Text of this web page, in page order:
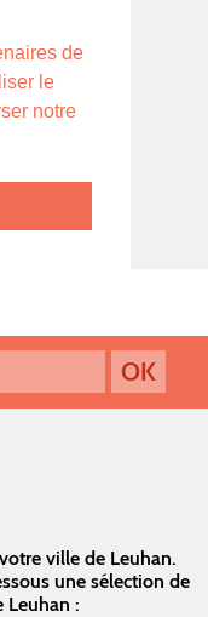
de
le
notre
ville de Leuhan.
une sélection de
Leuhan :